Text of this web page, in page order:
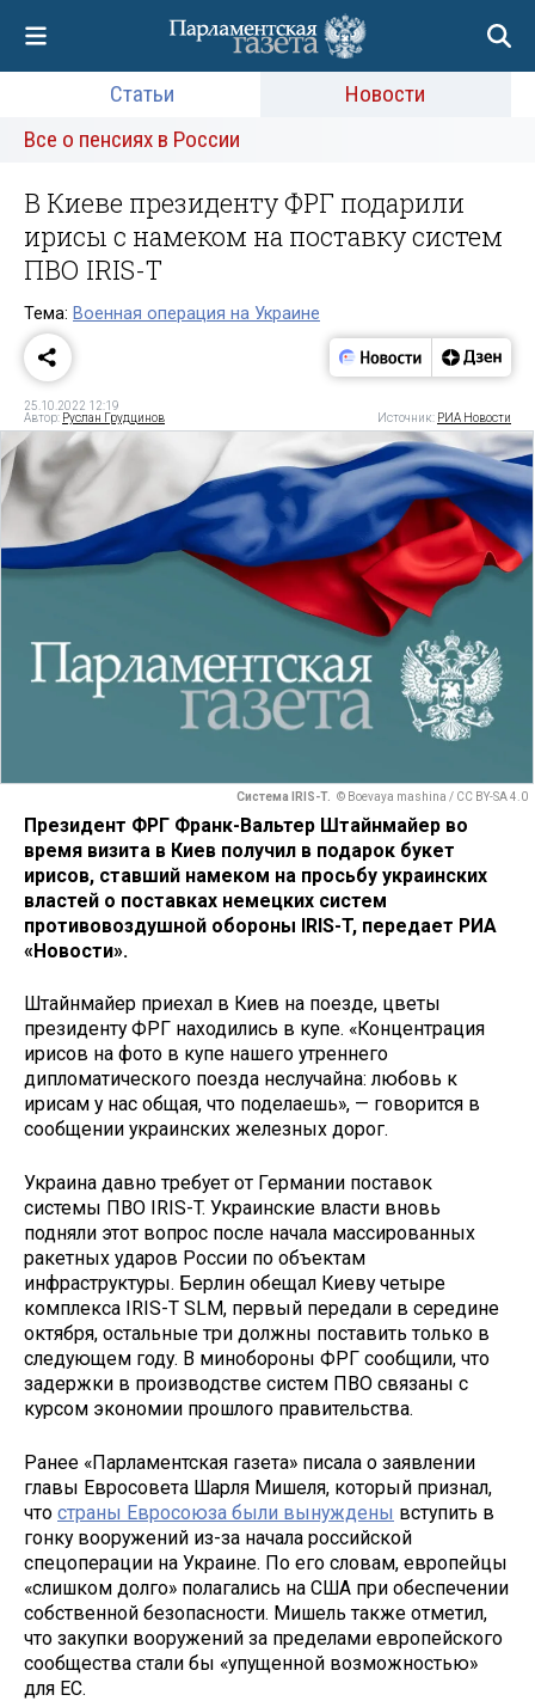
Статьи
Новости
Все о пенсиях в России
В Киеве президенту ФРГ подарили
ирисы с намеком на поставку систем
ПВО IRIS-T
Тема: Военная операция на Украине
25.10.2022 12:19
Автор: Руслан Грудцинов Источник: РИА Новости
Система IRIS-T. © Boevaya mashina / CC BY-SA 4.0
Президент ФРГ Франк-Вальтер Штайнмайер во
время визита в Киев получил в подарок букет
ирисов, ставший намеком на просьбу украинских
властей о поставках немецких систем
противовоздушной обороны IRIS-T, передает РИА
«Новости».
Штайнмайер приехал в Киев на поезде, цветы
президенту ФРГ находились в купе. «Концентрация
ирисов на фото в купе нашего утреннего
дипломатического поезда неслучайна: любовь к
ирисам у нас общая, что поделаешь», — говорится в
сообщении украинских железных дорог.
Украина давно требует от Германии поставок
системы ПВО IRIS-T. Украинские власти вновь
подняли этот вопрос после начала массированных
ракетных ударов России по объектам
инфраструктуры. Берлин обещал Киеву четыре
комплекса IRIS-T SLM, первый передали в середине
октября, остальные три должны поставить только в
следующем году. В минобороны ФРГ сообщили, что
задержки в производстве систем ПВО связаны с
курсом экономии прошлого правительства.
Ранее «Парламентская газета» писала о заявлении
главы Евросовета Шарля Мишеля, который признал,
что страны Евросоюза были вынуждены вступить в
гонку вооружений из-за начала российской
спецоперации на Украине. По его словам, европейцы
«слишком долго» полагались на США при обеспечении
собственной безопасности. Мишель также отметил,
что закупки вооружений за пределами европейского
сообщества стали бы «упущенной возможностью»
для ЕС.